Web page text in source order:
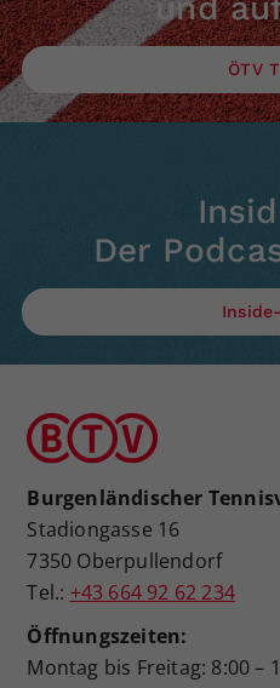
und
ÖTV
Der
Burgenländischer
Stadiongasse 16
7350 Oberpullendorf
Tel.: +43 664 92 62 234
Öffnungszeiten:
Montag bis Freitag: 8:00 –
Zweck
Dieser Wert
zufällig
historische